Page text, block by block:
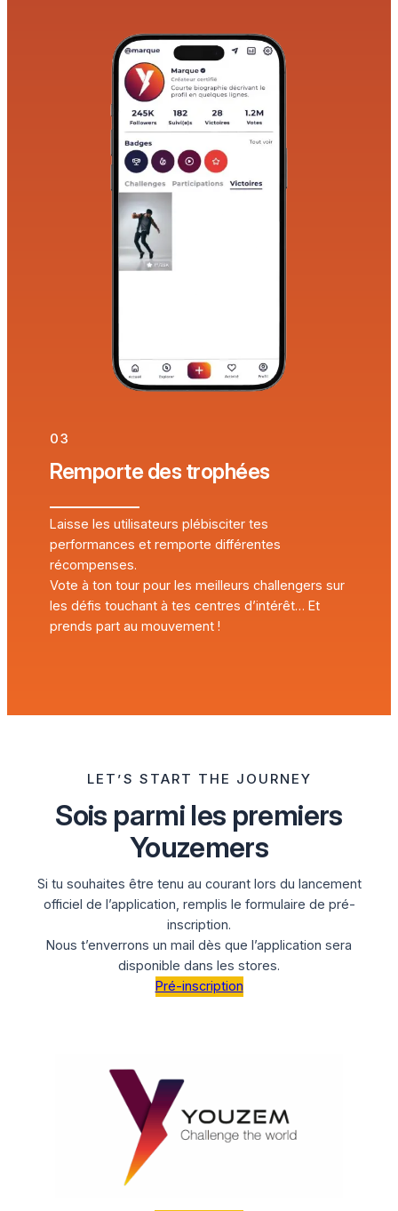
03
Remporte des trophées
Laisse les utilisateurs plébisciter tes
performances et remporte différentes
récompenses.
Vote à ton tour pour les meilleurs challengers sur
les défis touchant à tes centres d’intérêt… Et
prends part au mouvement !
LET’S START THE JOURNEY
Sois parmi les premiers
Youzemers
Si tu souhaites être tenu au courant lors du lancement
officiel de l’application, remplis le formulaire de pré-
inscription.
Nous t’enverrons un mail dès que l’application sera
disponible dans les stores.
Pré-inscription